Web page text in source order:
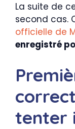
La suite de
second cas.
officielle de
enregistré
tenter